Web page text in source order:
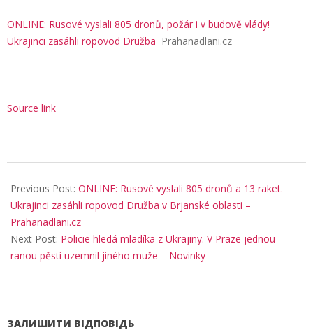
ONLINE: Rusové vyslali 805 dronů, požár i v budově vlády!
Ukrajinci zasáhli ropovod Družba Prahanadlani.cz
Source link
09-
07
Previous Post: ONLINE: Rusové vyslali 805 dronů a 13 raket.
Ukrajinci zasáhli ropovod Družba v Brjanské oblasti –
Prahanadlani.cz
Next Post: Policie hledá mladíka z Ukrajiny. V Praze jednou
ranou pěstí uzemnil jiného muže – Novinky
ЗАЛИШИТИ ВІДПОВІДЬ